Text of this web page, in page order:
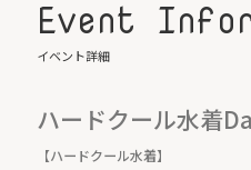
Event
イベント詳細
ハードクール水着
【ハードクール水着】